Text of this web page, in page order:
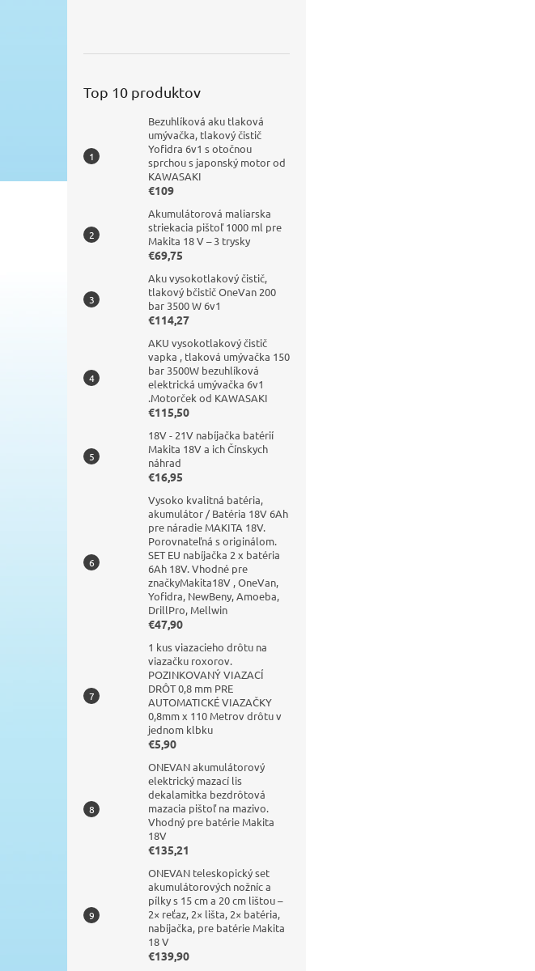
Top 10 produktov
Bezuhlíková aku tlaková
umývačka, tlakový čistič
Yofidra 6v1 s otočnou
sprchou s japonský motor od
KAWASAKI
€109
Akumulátorová maliarska
striekacia pištoľ 1000 ml pre
Makita 18 V – 3 trysky
€69,75
Aku vysokotlakový čistič,
tlakový bčistič OneVan 200
bar 3500 W 6v1
€114,27
AKU vysokotlakový čistič
vapka , tlaková umývačka 150
bar 3500W bezuhlíková
elektrická umývačka 6v1
.Motorček od KAWASAKI
€115,50
18V - 21V nabíjačka batérií
Makita 18V a ich Čínskych
náhrad
€16,95
Vysoko kvalitná batéria,
akumulátor / Batéria 18V 6Ah
pre náradie MAKITA 18V.
Porovnateľná s originálom.
SET EU nabíjačka 2 x batéria
6Ah 18V. Vhodné pre
značkyMakita18V , OneVan,
Yofidra, NewBeny, Amoeba,
DrillPro, Mellwin
€47,90
1 kus viazacieho drôtu na
viazačku roxorov.
POZINKOVANÝ VIAZACÍ
DRÔT 0,8 mm PRE
AUTOMATICKÉ VIAZAČKY
0,8mm x 110 Metrov drôtu v
jednom klbku
€5,90
ONEVAN akumulátorový
elektrický mazací lis
dekalamitka bezdrôtová
mazacia pištoľ na mazivo.
Vhodný pre batérie Makita
18V
€135,21
ONEVAN teleskopický set
akumulátorových nožníc a
pílky s 15 cm a 20 cm lištou –
2× reťaz, 2× lišta, 2× batéria,
nabíjačka, pre batérie Makita
18 V
€139,90